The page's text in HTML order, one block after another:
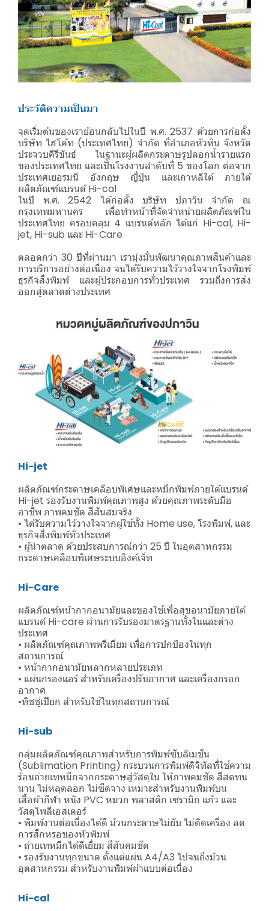
ประวัติความเป็นมา
จุดเริ่มต้นของเราย้อนกลับไปในปี พ.ศ. 2537 ด้วยการก่อตั้ง
บริษัท ไฮโค้ท (ประเทศไทย) จำกัด ที่อำเภอหัวหิน จังหวัด
ประจวบคีรีขันธ์ ในฐานะผู้ผลิตกระดาษรูปลอกน้ำรายแรก
ของประเทศไทย และเป็นโรงงานลำดับที่ 5 ของโลก ต่อจาก
ประเทศเยอรมนี อังกฤษ ญี่ปุ่น และเกาหลีใต้ ภายใต้
ผลิตภัณฑ์แบรนด์ Hi-cal
ในปี พ.ศ. 2542 ได้ก่อตั้ง บริษัท ปภาวิน จำกัด ณ
กรุงเทพมหานคร เพื่อทำหน้าที่จัดจำหน่ายผลิตภัณฑ์ใน
ประเทศไทย ครอบคลุม 4 แบรนด์หลัก ได้แก่ Hi-cal, Hi-
jet, Hi-sub และ Hi-Care
ตลอดกว่า 30 ปีที่ผ่านมา เรามุ่งมั่นพัฒนาคุณภาพสินค้าและ
การบริการอย่างต่อเนื่อง จนได้รับความไว้วางใจจากโรงพิมพ์
ธุรกิจสิ่งพิมพ์ และผู้ประกอบการทั่วประเทศ รวมถึงการส่ง
ออกสู่ตลาดต่างประเทศ
Hi-jet
ผลิตภัณฑ์กระดาษเคลือบพิเศษและหมึกพิมพ์ภายใต้แบรนด์
Hi-jet รองรับงานพิมพ์คุณภาพสูง ด้วยคุณภาพระดับมือ
อาชีพ ภาพคมชัด สีสันสมจริง
• ได้รับความไว้วางใจจากผู้ใช้ทั้ง Home use, โรงพิมพ์, และ
ธุรกิจสิ่งพิมพ์ทั่วประเทศ
• ผู้นำตลาด ด้วยประสบการณ์กว่า 25 ปี ในอุตสาหกรรม
กระดาษเคลือบพิเศษระบบอิงค์เจ็ท
Hi-Care
ผลิตภัณฑ์หน้ากากอนามัยและของใช้เพื่อสุขอนามัยภายใต้
แบรนด์ Hi-care ผ่านการรับรองมาตรฐานทั้งในและต่าง
ประเทศ
• ผลิตภัณฑ์คุณภาพพรีเมียม เพื่อการปกป้องในทุก
สถานการณ์
• หน้ากากอนามัยหลากหลายประเภท
• แผ่นกรองแอร์ สำหรับเครื่องปรับอากาศ และเครื่องกรอก
อากาศ
•ทิชชู่เปียก สำหรับใช้ในทุกสถานการณ์
Hi-sub
กลุ่มผลิตภัณฑ์คุณภาพสำหรับการพิมพ์ซับลิเมชั่น
(Sublimation Printing) กระบวนการพิมพ์ดิจิทัลที่ใช้ความ
ร้อนถ่ายเทหมึกจากกระดาษสู่วัสดุใน ให้ภาพคมชัด สีสดทน
นาน ไม่หลุดลอก ไม่ซีดจาง เหมาะสำหรับงานพิมพ์บน
เสื้อผ้ากีฬา หนัง PVC หมวก พลาสติก เซรามิก แก้ว และ
วัสดุโพลีเอสเตอร์
• พิมพ์งานต่อเนื่องได้ดี ม้วนกระดาษไม่ยับ ไม่ติดเครื่อง ลด
การสึกหรอของหัวพิมพ์
• ถ่ายเทหมึกได้ดีเยี่ยม สีสันคมชัด
• รองรับงานทุกขนาด ตั้งแต่แผ่น A4/A3 ไปจนถึงม้วน
อุตสาหกรรม สำหรับงานพิมพ์ผ้าแบบต่อเนื่อง
Hi-cal